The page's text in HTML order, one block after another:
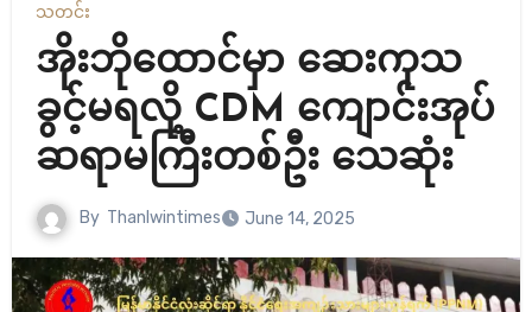
သတင်း
အိုးဘိုထောင်မှာ ဆေးကုသ
ခွင့်မရလို့ CDM ကျောင်းအုပ်
ဆရာမကြီးတစ်ဦး သေဆုံး
By Thanlwintimes June 14, 2025